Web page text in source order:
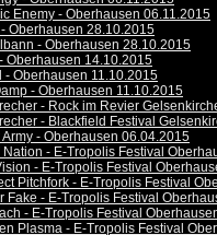
Enemy - Oberhausen 06.11.2015
- Oberhausen 28.10.2015
- Oberhausen 28.10.2015
Oberhausen 14.10.2015
- Oberhausen 11.10.2015
- Oberhausen 11.10.2015
- Rock im Revier
- Blackfield Festival
Army - Oberhausen 06.04.2015
Nation - E-Tropolis Festival
- E-Tropolis Festival
Pitchfork - E-Tropolis Festival
Fake - E-Tropolis Festival
- E-Tropolis Festival
Plasma - E-Tropolis Festival